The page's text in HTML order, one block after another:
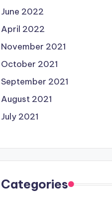
June 2022
April 2022
November 2021
October 2021
September 2021
August 2021
July 2021
Categories